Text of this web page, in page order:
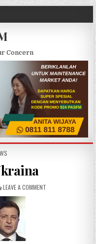
Concern
LEAVE A COMMENT ON RUSIA DAN